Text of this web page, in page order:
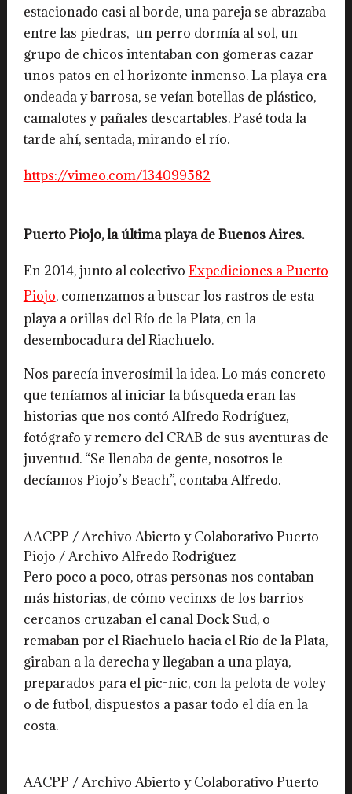
estacionado casi al borde, una pareja se abrazaba
entre las piedras, un perro dormía al sol, un
grupo de chicos intentaban con gomeras cazar
unos patos en el horizonte inmenso. La playa era
ondeada y barrosa, se veían botellas de plástico,
camalotes y pañales descartables. Pasé toda la
tarde ahí, sentada, mirando el río.
https://vimeo.com/134099582
Puerto Piojo, la última playa de Buenos Aires.
En 2014, junto al colectivo Expediciones a Puerto
Piojo, comenzamos a buscar los rastros de esta
playa a orillas del Río de la Plata, en la
desembocadura del Riachuelo.
Nos parecía inverosímil la idea. Lo más concreto
que teníamos al iniciar la búsqueda eran las
historias que nos contó Alfredo Rodríguez,
fotógrafo y remero del CRAB de sus aventuras de
juventud. “Se llenaba de gente, nosotros le
decíamos Piojo’s Beach”, contaba Alfredo.
AACPP / Archivo Abierto y Colaborativo Puerto
Piojo / Archivo Alfredo Rodriguez
Pero poco a poco, otras personas nos contaban
más historias, de cómo vecinxs de los barrios
cercanos cruzaban el canal Dock Sud, o
remaban por el Riachuelo hacia el Río de la Plata,
giraban a la derecha y llegaban a una playa,
preparados para el pic-nic, con la pelota de voley
o de futbol, dispuestos a pasar todo el día en la
costa.
AACPP / Archivo Abierto y Colaborativo Puerto